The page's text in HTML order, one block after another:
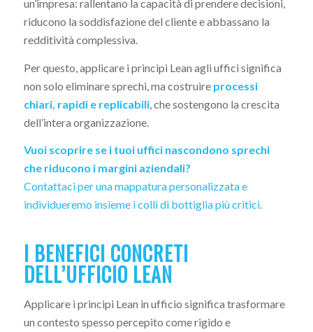
un’impresa: rallentano la capacità di prendere decisioni,
riducono la soddisfazione del cliente e abbassano la
redditività complessiva.
Per questo, applicare i principi Lean agli uffici significa
non solo eliminare sprechi, ma costruire processi
chiari, rapidi e replicabili, che sostengono la crescita
dell’intera organizzazione.
Vuoi scoprire se i tuoi uffici nascondono sprechi
che riducono i margini aziendali?
Contattaci per una mappatura personalizzata e
individueremo insieme i colli di bottiglia più critici.
I BENEFICI CONCRETI
DELL’UFFICIO LEAN
Applicare i principi Lean in ufficio significa trasformare
un contesto spesso percepito come rigido e